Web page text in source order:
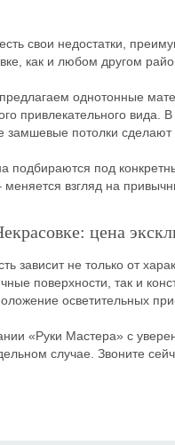
свои недостатки,
как и любом другом
однотонные
привлекательного
замшевые потолки
подбираются под
меняется взгляд на
цена
зависит не только от
поверхности, так и
осветительных
«Руки Мастера» с
случае. Звоните